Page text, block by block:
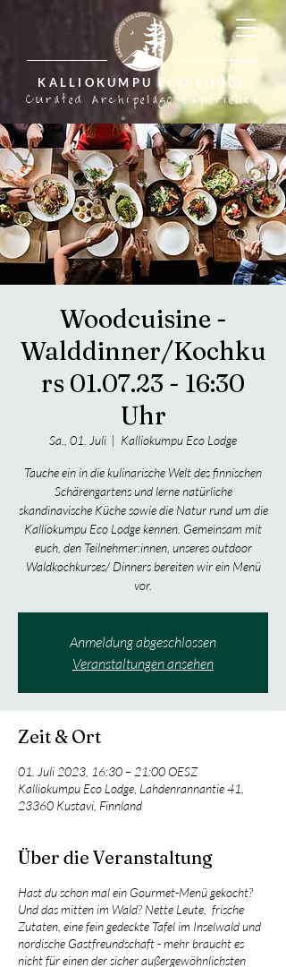
KALLIOKUMPU ECO LODGE
Curated Archipelago Experience
Woodcuisine -
Walddinner/Kochku
rs 01.07.23 - 16:30
Uhr
Sa., 01. Juli
  |
Kalliokumpu Eco Lodge
Tauche ein in die kulinarische Welt des finnischen
Schärengartens und lerne natürliche
skandinavische Küche sowie die Natur rund um die
Kalliokumpu Eco Lodge kennen. Gemeinsam mit
euch, den Teilnehmer:innen, unseres outdoor
Waldkochkurses/ Dinners bereiten wir ein Menü
vor.
Anmeldung abgeschlossen
Veranstaltungen ansehen
Zeit & Ort
01. Juli 2023, 16:30 – 21:00 OESZ
Kalliokumpu Eco Lodge, Lahdenrannantie 41,
23360 Kustavi, Finnland
Über die Veranstaltung
Hast du schon mal ein Gourmet-Menü gekocht?
Und das mitten im Wald? Nette Leute, frische
Zutaten, eine fein gedeckte Tafel im Inselwald und
nordische Gastfreundschaft - mehr braucht es
nicht für einen der sicher außergewöhnlichsten